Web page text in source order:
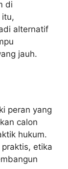
di
itu,
alternatif
jauh.
peran yang
calon
hukum.
etika